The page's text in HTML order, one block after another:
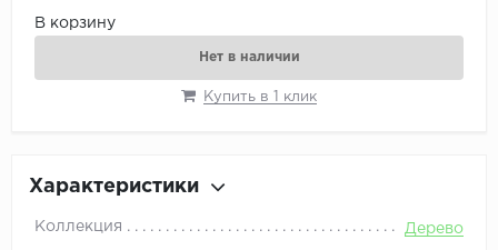
В корзину
Нет в наличии
Купить в 1 клик
Характеристики
Коллекция Дерево